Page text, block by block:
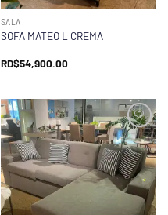
SALA
SOFA MATEO L CREMA
RD$54,900.00